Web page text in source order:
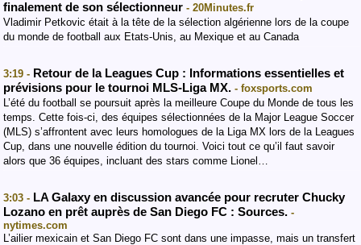
finalement de son sélectionneur - 20Minutes.fr
Vladimir Petkovic était à la tête de la sélection algérienne lors de la coupe
du monde de football aux Etats-Unis, au Mexique et au Canada
3:19 - Retour de la Leagues Cup : Informations essentielles et
prévisions pour le tournoi MLS-Liga MX. - foxsports.com
L’été du football se poursuit après la meilleure Coupe du Monde de tous les
temps. Cette fois-ci, des équipes sélectionnées de la Major League Soccer
(MLS) s’affrontent avec leurs homologues de la Liga MX lors de la Leagues
Cup, dans une nouvelle édition du tournoi. Voici tout ce qu’il faut savoir
alors que 36 équipes, incluant des stars comme Lionel…
3:03 - LA Galaxy en discussion avancée pour recruter Chucky
Lozano en prêt auprès de San Diego FC : Sources. -
nytimes.com
L’ailier mexicain et San Diego FC sont dans une impasse, mais un transfert